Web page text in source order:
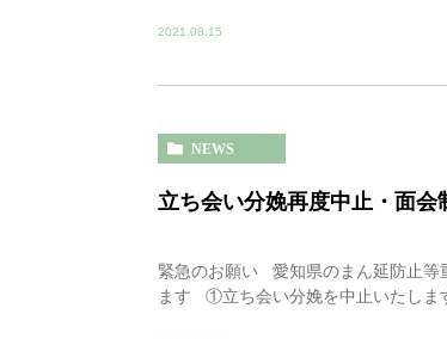
2021.08.15
NEWS
立ち会い分娩再度中止・面会
緊急のお願い 愛知県のまん延防止等
ます ①立ち会い分娩を中止いたし